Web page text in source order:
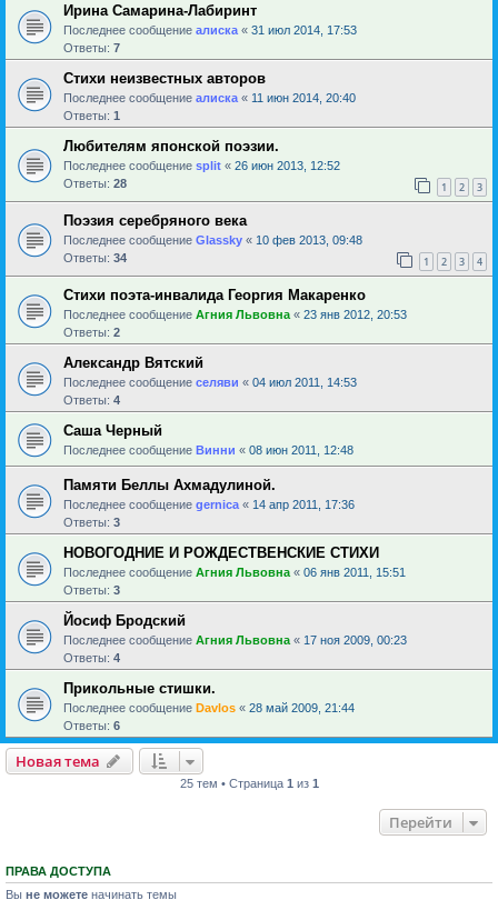
Ирина Самарина-Лабиринт
Последнее сообщение алиска « 31 июл 2014, 17:53
Ответы: 7
Стихи неизвестных авторов
Последнее сообщение алиска « 11 июн 2014, 20:40
Ответы: 1
Любителям японской поэзии.
Последнее сообщение sрlit « 26 июн 2013, 12:52
Ответы: 28 1 2 3
Поэзия серебряного века
Последнее сообщение Glassky « 10 фев 2013, 09:48
Ответы: 34 1 2 3 4
Стихи поэта-инвалида Георгия Макаренко
Последнее сообщение Агния Львовна « 23 янв 2012, 20:53
Ответы: 2
Александр Вятский
Последнее сообщение селяви « 04 июл 2011, 14:53
Ответы: 4
Саша Черный
Последнее сообщение Винни « 08 июн 2011, 12:48
Памяти Беллы Ахмадулиной.
Последнее сообщение gernica « 14 апр 2011, 17:36
Ответы: 3
НОВОГОДНИЕ И РОЖДЕСТВЕНСКИЕ СТИХИ
Последнее сообщение Агния Львовна « 06 янв 2011, 15:51
Ответы: 3
Йосиф Бродский
Последнее сообщение Агния Львовна « 17 ноя 2009, 00:23
Ответы: 4
Прикольные стишки.
Последнее сообщение Davlos « 28 май 2009, 21:44
Ответы: 6
Новая тема
25 тем • Страница 1 из 1
Перейти
ПРАВА ДОСТУПА
Вы не можете начинать темы